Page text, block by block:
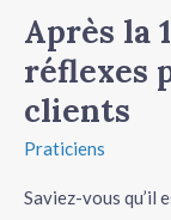
Après la
réflexes
clients
Praticiens
Saviez-vous qu’il
Après
1ère
consultation :
Ces
pour